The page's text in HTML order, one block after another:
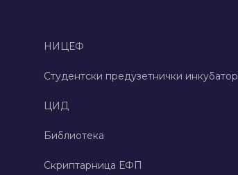
НИЦЕФ
Студентски предузетнички инкубатор
ЦИД
Библиотека
Скриптарница ЕФП